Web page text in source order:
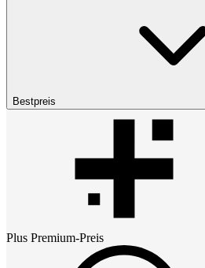
Bestpreis
Plus Premium-Preis